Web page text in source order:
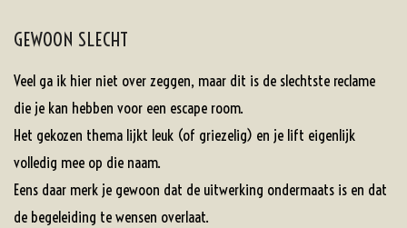
GEWOON SLECHT
Veel ga ik hier niet over zeggen, maar dit is de slechtste reclame
die je kan hebben voor een escape room.
Het gekozen thema lijkt leuk (of griezelig) en je lift eigenlijk
volledig mee op die naam.
Eens daar merk je gewoon dat de uitwerking ondermaats is en dat
de begeleiding te wensen overlaat.